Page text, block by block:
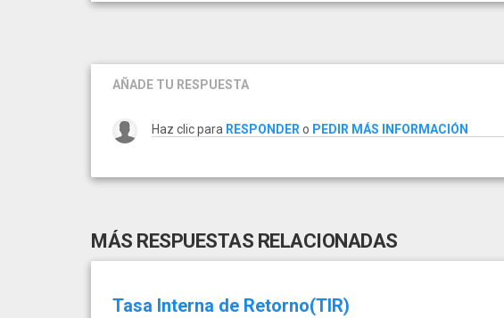
AÑADE TU RESPUESTA
Haz clic para RESPONDERo PEDIR MÁS INFORMACIÓN
MÁS RESPUESTAS RELACIONADAS
Tasa Interna de Retorno(TIR)